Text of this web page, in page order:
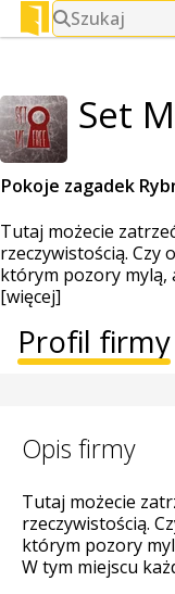
Szukaj
Set
Pokoje zagadek
Tutaj możecie
rzeczywistością. Czy
którym pozory mylą,
[więcej]
Profil firmy
Opis firmy
Tutaj możecie
rzeczywistością.
którym pozory
W tym miejscu